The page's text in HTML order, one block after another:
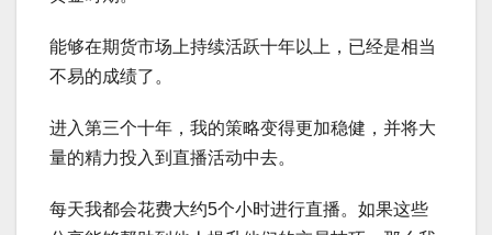
能够在期货市场上持续活跃十年以上，已经是相当
不易的成绩了。
进入第三个十年，我的策略变得更加稳健，并将大
量的精力投入到直播活动中去。
每天我都会花费大约5个小时进行直播。如果这些